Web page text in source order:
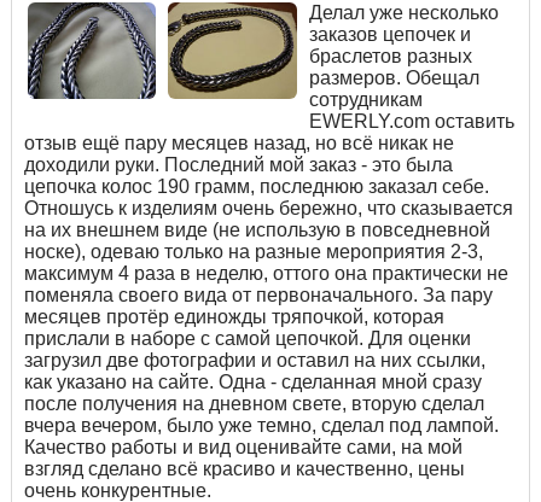
Делал уже несколько
заказов цепочек и
браслетов разных
размеров. Обещал
сотрудникам
EWERLY.com оставить
отзыв ещё пару месяцев назад, но всё никак не
доходили руки. Последний мой заказ - это была
цепочка колос 190 грамм, последнюю заказал себе.
Отношусь к изделиям очень бережно, что сказывается
на их внешнем виде (не использую в повседневной
носке), одеваю только на разные мероприятия 2-3,
максимум 4 раза в неделю, оттого она практически не
поменяла своего вида от первоначального. За пару
месяцев протёр единожды тряпочкой, которая
прислали в наборе с самой цепочкой. Для оценки
загрузил две фотографии и оставил на них ссылки,
как указано на сайте. Одна - сделанная мной сразу
после получения на дневном свете, вторую сделал
вчера вечером, было уже темно, сделал под лампой.
Качество работы и вид оценивайте сами, на мой
взгляд сделано всё красиво и качественно, цены
очень конкурентные.